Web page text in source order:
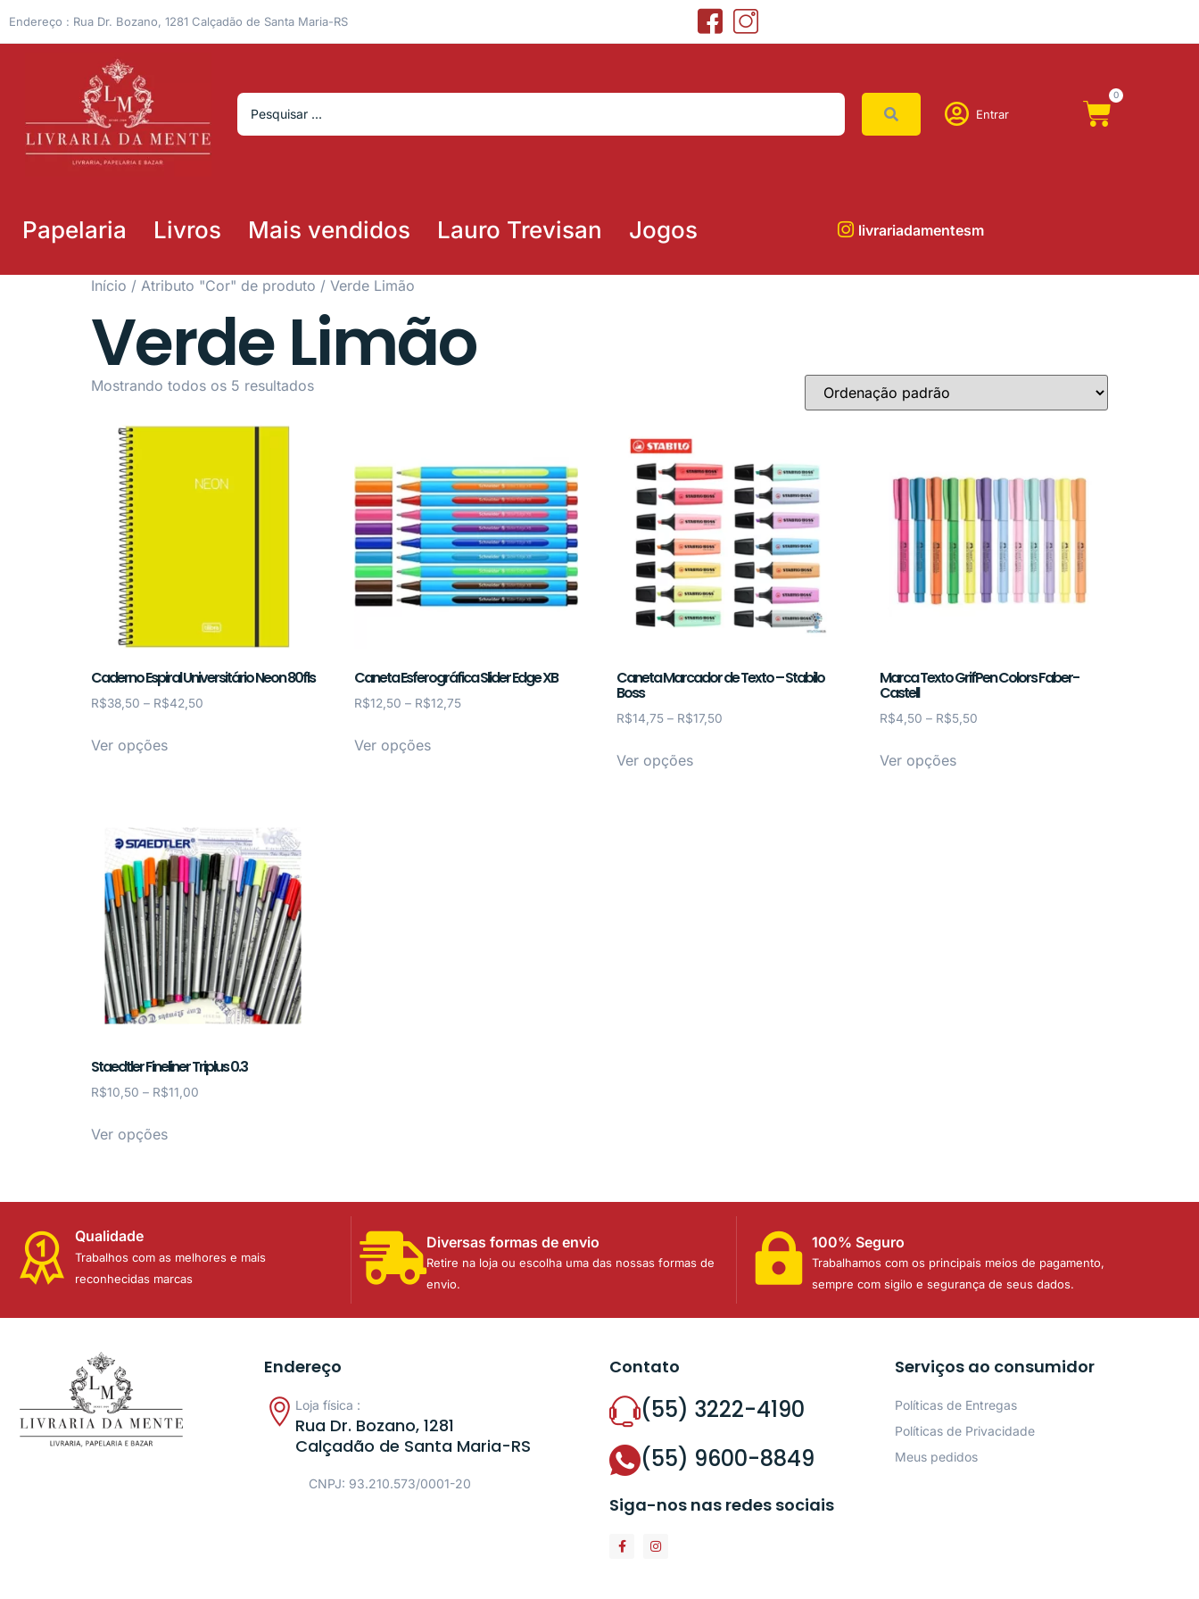
Endereço : Rua Dr. Bozano, 1281 Calçadão de Santa Maria-RS
Entrar
0
Papelaria Livros Mais vendidos Lauro Trevisan Jogos livrariadamentesm
Início / Atributo "Cor" de produto / Verde Limão
Verde Limão
Mostrando todos os 5 resultados
Caderno Espiral Universitário Neon 80fls
R$38,50 – R$42,50
Ver opções
Caneta Esferográfica Slider Edge XB
R$12,50 – R$12,75
Ver opções
Caneta Marcador de Texto – Stabilo
Boss
R$14,75 – R$17,50
Ver opções
Marca Texto GrifPen Colors Faber-
Castell
R$4,50 – R$5,50
Ver opções
Staedtler Fineliner Triplus 0.3
R$10,50 – R$11,00
Ver opções
Qualidade
Trabalhos com as melhores e mais
reconhecidas marcas
Diversas formas de envio
Retire na loja ou escolha uma das nossas formas de
envio.
100% Seguro
Trabalhamos com os principais meios de pagamento,
sempre com sigilo e segurança de seus dados.
Endereço
Loja física :
Rua Dr. Bozano, 1281
Calçadão de Santa Maria-RS
CNPJ: 93.210.573/0001-20
Contato
(55) 3222-4190
(55) 9600-8849
Siga-nos nas redes sociais
Serviços ao consumidor
Políticas de Entregas
Políticas de Privacidade
Meus pedidos